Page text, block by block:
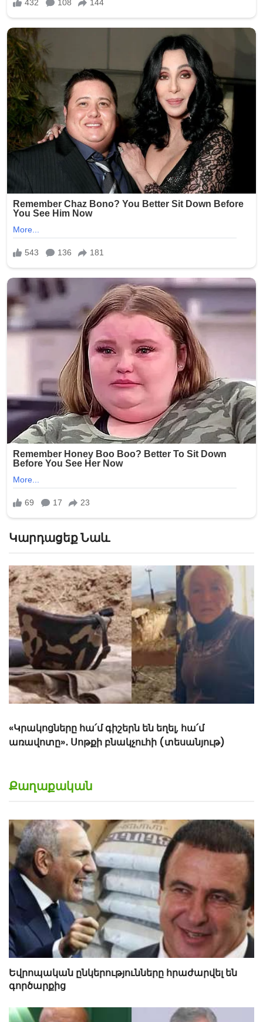
Կարդացեք Նաև
«Կրակոցները հա՛մ գիշերն են եղել, հա՛մ
առավոտը»․ Սոթքի բնակչուհի (տեսանյութ)
Քաղաքական
Եվրոպական ընկերությունները հրաժարվել են
գործարքից